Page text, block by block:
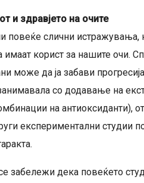
и здравјето на очите
повеќе слични истражувања,
имаат корист за нашите очи.
може да ја забави
со додавање на
на антиоксиданти),
експериментални студии
забележи дека повеќето